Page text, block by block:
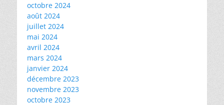
octobre 2024
août 2024
juillet 2024
mai 2024
avril 2024
mars 2024
janvier 2024
décembre 2023
novembre 2023
octobre 2023